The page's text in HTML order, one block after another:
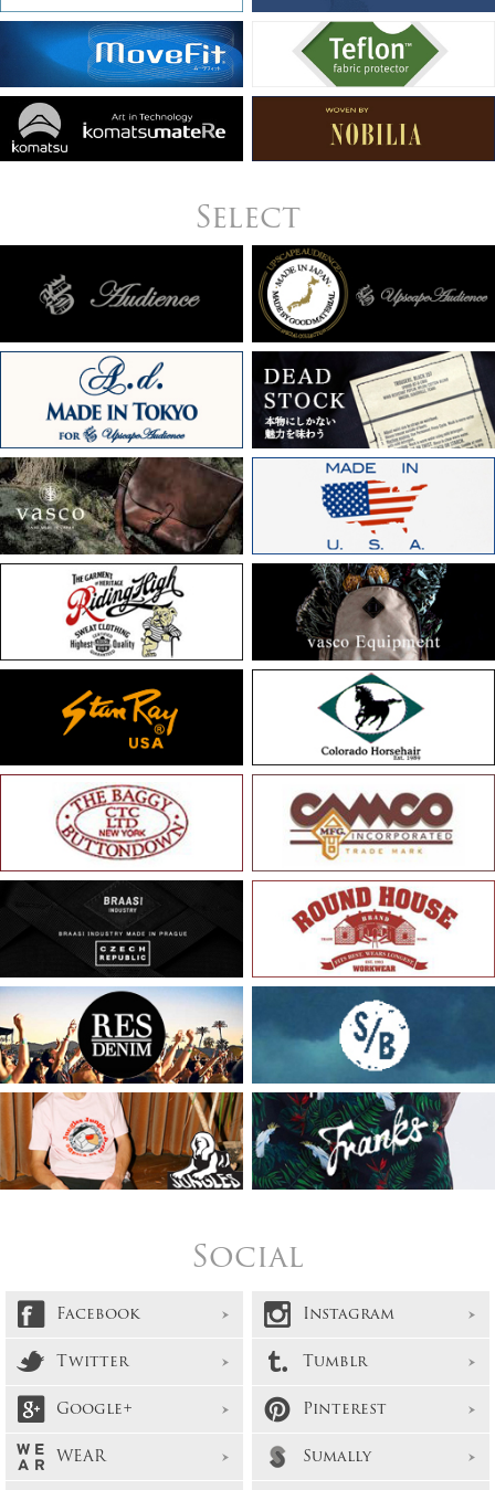
Select
Social
Facebook
Instagram
Twitter
Tumblr
Google+
Pinterest
WEAR
Sumally